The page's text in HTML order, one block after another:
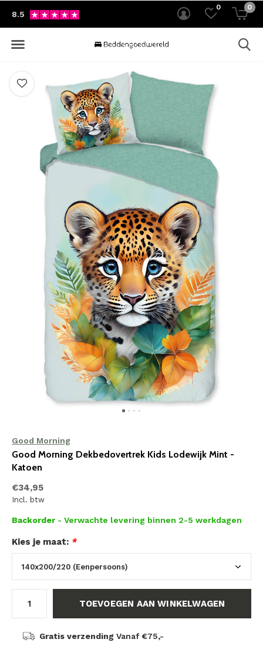
0 0
8.5
Good Morning
Good Morning Dekbedovertrek Kids Lodewijk Mint -
Katoen
€34,95
Incl. btw
Backorder - Verwachte levering binnen 2-5 werkdagen
Kies je maat: *
TOEVOEGEN AAN WINKELWAGEN
Gratis verzending Vanaf €75,-